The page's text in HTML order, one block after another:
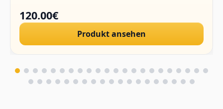
120.00€
Produkt ansehen